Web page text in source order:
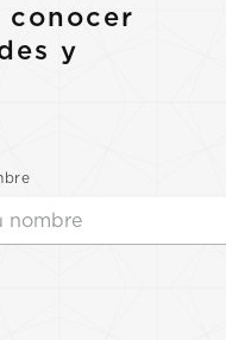
conocer
y